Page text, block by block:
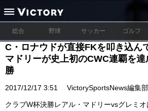
総合 野球 サッカー ゴルフ
C・ロナウドが直接FKを叩き込ん
マドリーが史上初のCWC連覇を
勝
2017/12/17 3:51 VictorySportsNews編集部
クラブW杯決勝レアル・マドリーvsグレミ